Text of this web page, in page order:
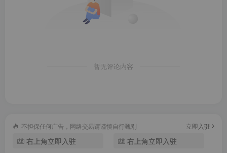
【代跑代送】
暂无评论内容
不担保任何广告，网络交易请谨慎自行甄别 立即入驻
右上角立即入驻 右上角立即入驻